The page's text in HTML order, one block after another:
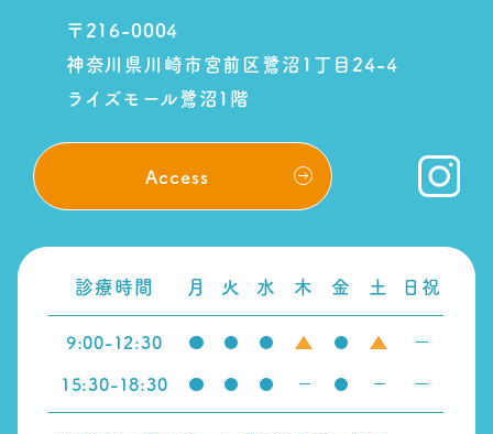
〒216-0004
神奈川県川崎市宮前区鷺沼1丁目24-4
ライズモール鷺沼1階
Access
診療時間 月 火 水 木 金 土 日祝
9:00-12:30
15:30-18:30